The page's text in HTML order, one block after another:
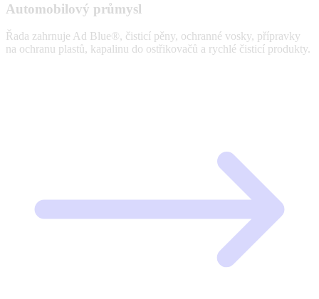
Automobilový průmysl
Řada zahrnuje Ad Blue®, čisticí pěny, ochranné vosky, přípravky
na ochranu plastů, kapalinu do ostřikovačů a rychlé čisticí produkty.